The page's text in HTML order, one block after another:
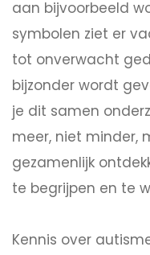
aan bijvoorbeeld
symbolen ziet er
tot onverwacht
bijzonder wordt
je dit samen
meer, niet minder,
gezamenlijk
te begrijpen en te
Kennis over